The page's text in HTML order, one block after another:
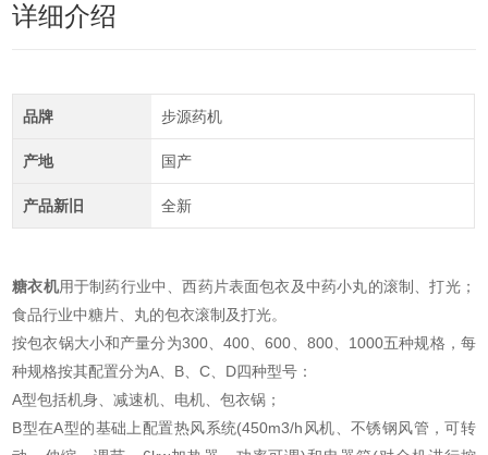
详细介绍
品牌 步源药机
产地 国产
产品新旧 全新
糖衣机用于制药行业中、西药片表面包衣及中药小丸的滚制、打光；
食品行业中糖片、丸的包衣滚制及打光。
按包衣锅大小和产量分为300、400、600、800、1000五种规格，每
种规格按其配置分为A、B、C、D四种型号：
A型包括机身、减速机、电机、包衣锅；
B型在A型的基础上配置热风系统(450m3/h风机、不锈钢风管，可转